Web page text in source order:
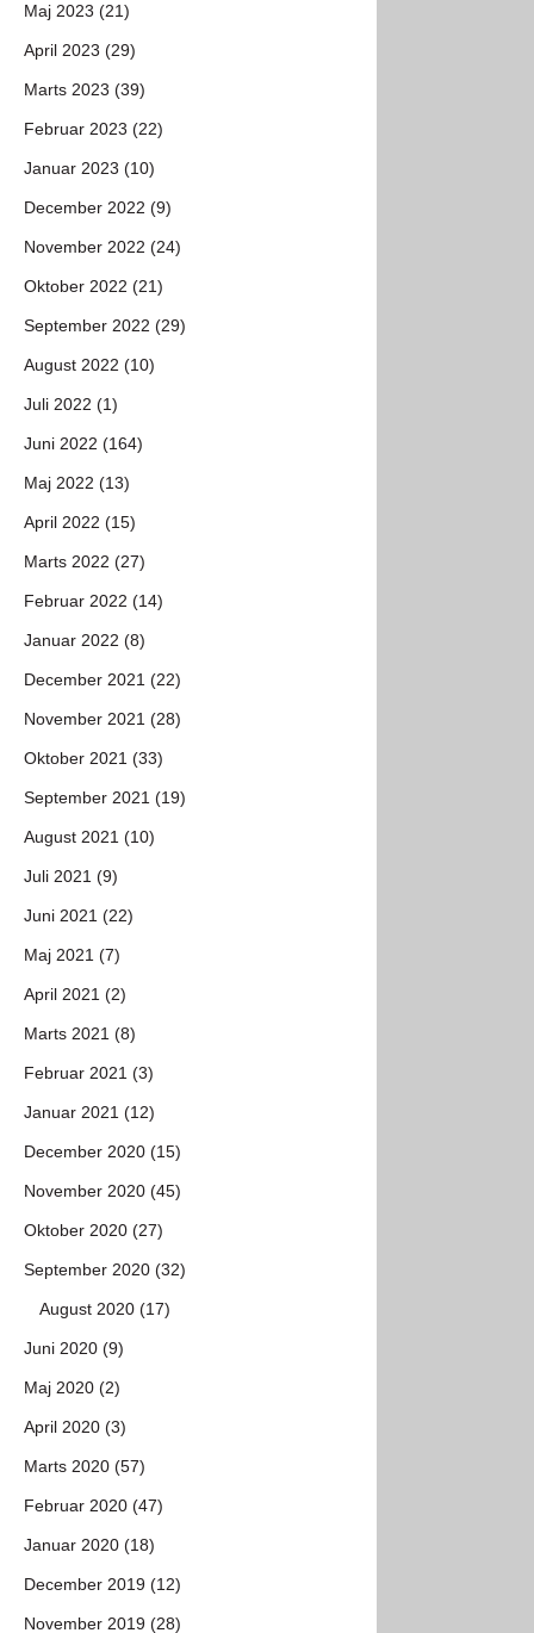
Maj 2023 (21)
April 2023 (29)
Marts 2023 (39)
Februar 2023 (22)
Januar 2023 (10)
December 2022 (9)
November 2022 (24)
Oktober 2022 (21)
September 2022 (29)
August 2022 (10)
Juli 2022 (1)
Juni 2022 (164)
Maj 2022 (13)
April 2022 (15)
Marts 2022 (27)
Februar 2022 (14)
Januar 2022 (8)
December 2021 (22)
November 2021 (28)
Oktober 2021 (33)
September 2021 (19)
August 2021 (10)
Juli 2021 (9)
Juni 2021 (22)
Maj 2021 (7)
April 2021 (2)
Marts 2021 (8)
Februar 2021 (3)
Januar 2021 (12)
December 2020 (15)
November 2020 (45)
Oktober 2020 (27)
September 2020 (32)
August 2020 (17)
Juni 2020 (9)
Maj 2020 (2)
April 2020 (3)
Marts 2020 (57)
Februar 2020 (47)
Januar 2020 (18)
December 2019 (12)
November 2019 (28)